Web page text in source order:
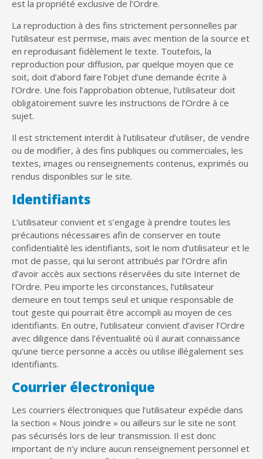
est la propriété exclusive de l’Ordre.
La reproduction à des fins strictement personnelles par
l’utilisateur est permise, mais avec mention de la source et
en reproduisant fidèlement le texte. Toutefois, la
reproduction pour diffusion, par quelque moyen que ce
soit, doit d’abord faire l’objet d’une demande écrite à
l’Ordre. Une fois l’approbation obtenue, l’utilisateur doit
obligatoirement suivre les instructions de l’Ordre à ce
sujet.
Il est strictement interdit à l’utilisateur d’utiliser, de vendre
ou de modifier, à des fins publiques ou commerciales, les
textes, images ou renseignements contenus, exprimés ou
rendus disponibles sur le site.
Identifiants
L’utilisateur convient et s’engage à prendre toutes les
précautions nécessaires afin de conserver en toute
confidentialité les identifiants, soit le nom d’utilisateur et le
mot de passe, qui lui seront attribués par l’Ordre afin
d’avoir accès aux sections réservées du site Internet de
l’Ordre. Peu importe les circonstances, l’utilisateur
demeure en tout temps seul et unique responsable de
tout geste qui pourrait être accompli au moyen de ces
identifiants. En outre, l’utilisateur convient d’aviser l’Ordre
avec diligence dans l’éventualité où il aurait connaissance
qu’une tierce personne a accès ou utilise illégalement ses
identifiants.
Courrier électronique
Les courriers électroniques que l’utilisateur expédie dans
la section « Nous joindre » ou ailleurs sur le site ne sont
pas sécurisés lors de leur transmission. Il est donc
important de n’y inclure aucun renseignement personnel et